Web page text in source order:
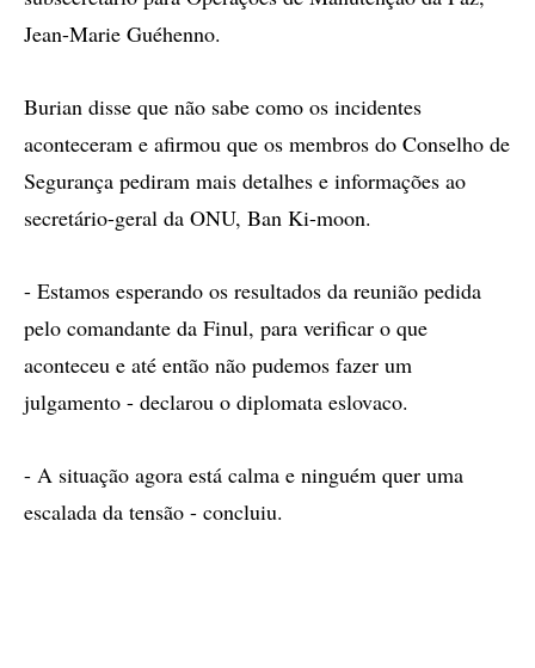
Jean-Marie Guéhenno.
Burian disse que não sabe como os incidentes
aconteceram e afirmou que os membros do Conselho de
Segurança pediram mais detalhes e informações ao
secretário-geral da ONU, Ban Ki-moon.
- Estamos esperando os resultados da reunião pedida
pelo comandante da Finul, para verificar o que
aconteceu e até então não pudemos fazer um
julgamento - declarou o diplomata eslovaco.
- A situação agora está calma e ninguém quer uma
escalada da tensão - concluiu.